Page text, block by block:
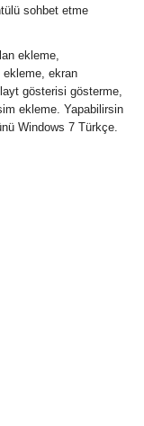
sohbet etme
ekleme,
ekleme, ekran
gösterisi gösterme,
ekleme. Yapabilirsin
Windows 7 Türkçe.